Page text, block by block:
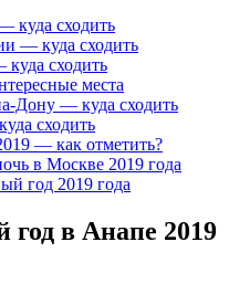
куда сходить
— куда сходить
сходить
места
Дону — куда сходить
сходить
— как отметить?
в Москве 2019 года
год 2019 года
в Анапе 2019